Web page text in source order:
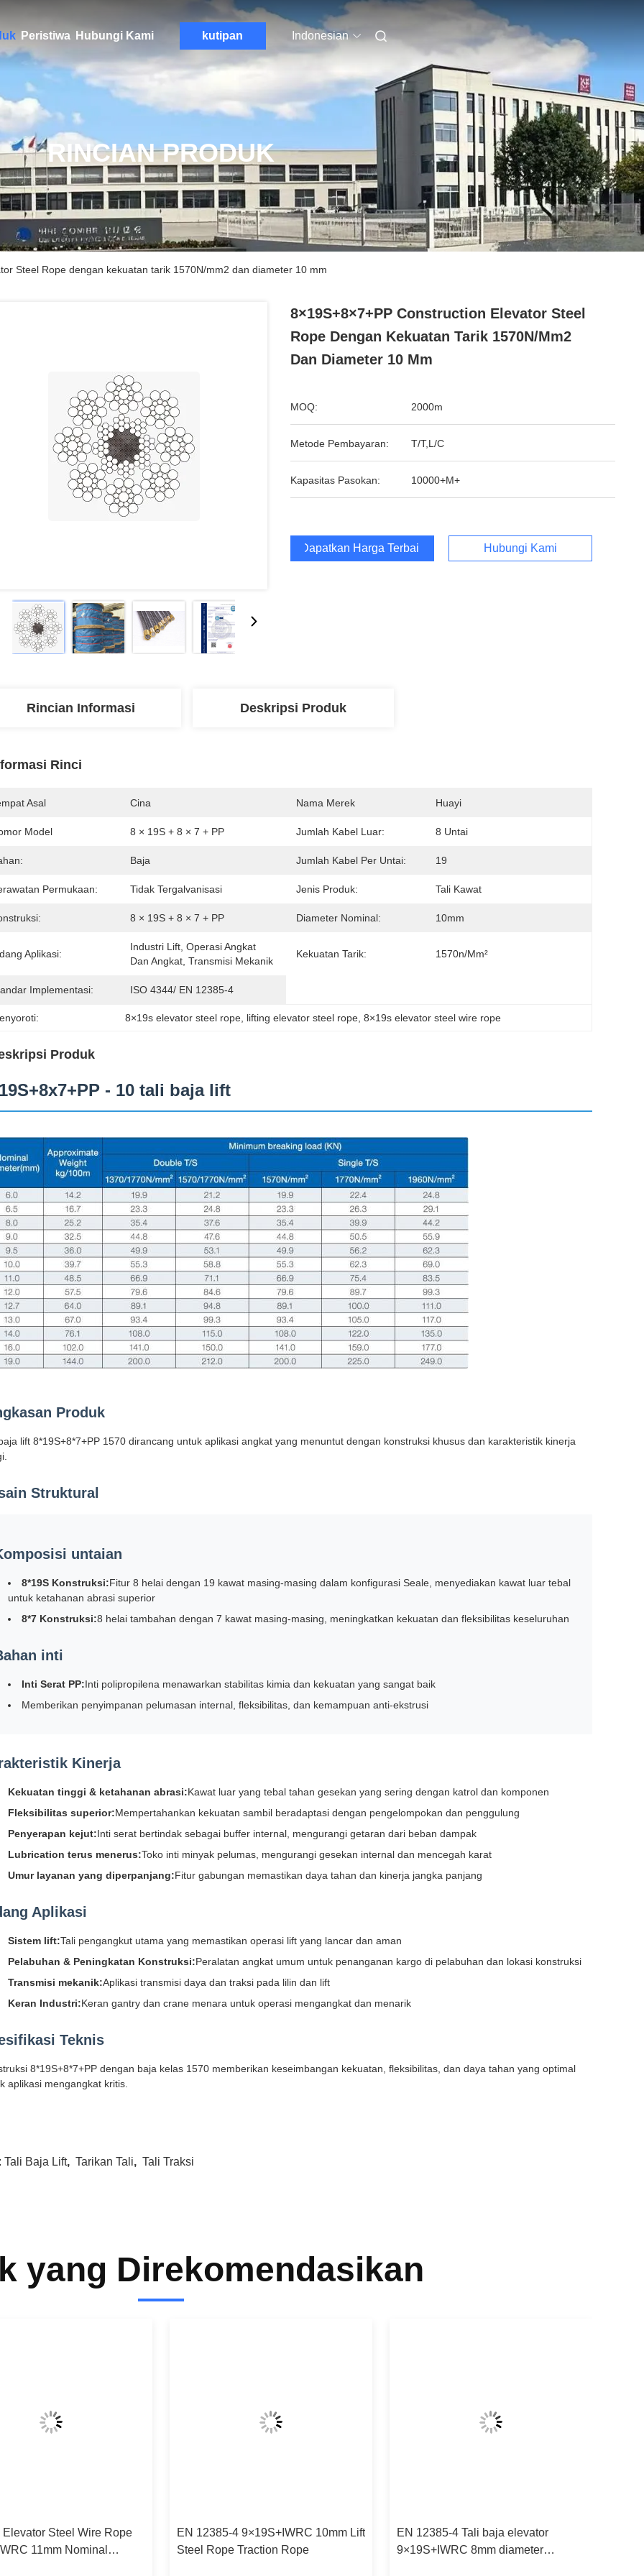
Peristiwa Hubungi Kami kutipan Indonesian
RINCIAN PRODUK
Steel Rope dengan kekuatan tarik 1570N/mm2 dan diameter 10 mm
8×19S+8×7+PP Construction Elevator Steel
Rope Dengan Kekuatan Tarik 1570N/mm2
Dan Diameter 10 Mm
MOQ: 2000m
Metode Pembayaran: T/T,L/C
Kapasitas Pasokan: 10000+M+
Dapatkan Harga Terbaik Hubungi Kami
Rincian Informasi Deskripsi Produk
Rinci
Asal Cina Nama Merek Huayi
Model 8 × 19S + 8 × 7 + PP Jumlah Kabel Luar: 8 Untai
Baja Jumlah Kabel Per Untai: 19
Permukaan: Tidak Tergalvanisasi Jenis Produk: Tali Kawat
8 × 19S + 8 × 7 + PP Diameter Nominal: 10mm
Aplikasi:
Industri Lift, Operasi Angkat
Dan Angkat, Transmisi Mekanik
Kekuatan Tarik: 1570n/mm²
Implementasi: ISO 4344/ EN 12385-4
8×19s elevator steel rope lifting elevator steel rope , 8×19s elevator steel wire rope
Produk
- 10 tali baja lift
Produk
lift 8*19S+8*7+PP 1570 dirancang untuk aplikasi angkat yang menuntut dengan konstruksi khusus dan karakteristik kinerja
Struktural
untaian
8*19S Konstruksi:Fitur 8 helai dengan 19 kawat masing-masing dalam konfigurasi Seale, menyediakan kawat luar tebal
untuk ketahanan abrasi superior
8*7 Konstruksi:8 helai tambahan dengan 7 kawat masing-masing, meningkatkan kekuatan dan fleksibilitas keseluruhan
inti
Inti Serat PP:Inti polipropilena menawarkan stabilitas kimia dan kekuatan yang sangat baik
Memberikan penyimpanan pelumasan internal, fleksibilitas, dan kemampuan anti-ekstrusi
Kinerja
Kekuatan tinggi & ketahanan abrasi:Kawat luar yang tebal tahan gesekan yang sering dengan katrol dan komponen
Fleksibilitas superior:Mempertahankan kekuatan sambil beradaptasi dengan pengelompokan dan penggulung
Penyerapan kejut:Inti serat bertindak sebagai buffer internal, mengurangi getaran dari beban dampak
Lubrication terus menerus:Toko inti minyak pelumas, mengurangi gesekan internal dan mencegah karat
Umur layanan yang diperpanjang:Fitur gabungan memastikan daya tahan dan kinerja jangka panjang
Aplikasi
Sistem lift:Tali pengangkut utama yang memastikan operasi lift yang lancar dan aman
Pelabuhan & Peningkatan Konstruksi:Peralatan angkat umum untuk penanganan kargo di pelabuhan dan lokasi konstruksi
Transmisi mekanik:Aplikasi transmisi daya dan traksi pada lilin dan lift
Keran Industri:Keran gantry dan crane menara untuk operasi mengangkat dan menarik
Teknis
8*19S+8*7+PP dengan baja kelas 1570 memberikan keseimbangan kekuatan, fleksibilitas, dan daya tahan yang optimal
aplikasi mengangkat kritis.
Tali Baja Lift, Tarikan Tali, Tali Traksi
yang Direkomendasikan
Elevator Steel Wire Rope
11mm Nominal
EN 12385-4 9×19S+IWRC 10mm Lift
Steel Rope Traction Rope
EN 12385-4 Tali baja elevator
9×19S+IWRC 8mm diameter